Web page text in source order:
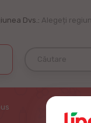
Dvs.: Alegeți